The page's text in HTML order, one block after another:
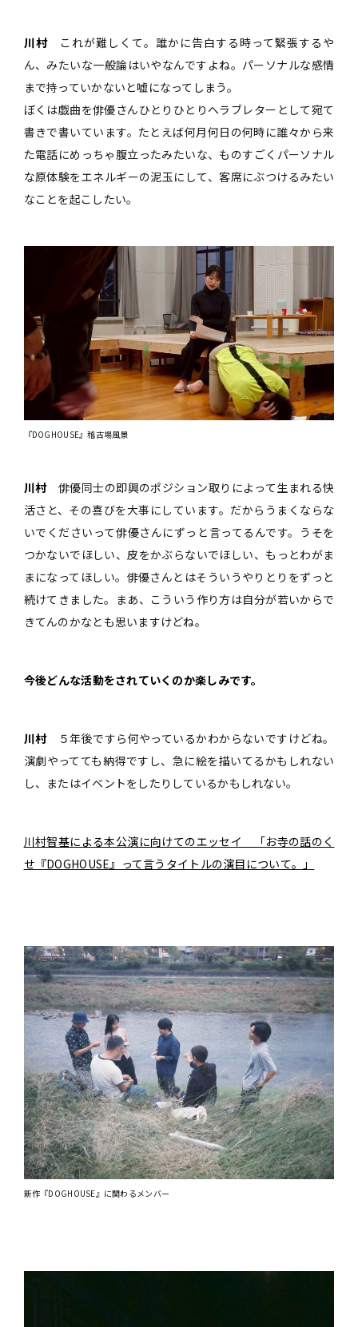
川村これが難しくて。誰かに告白する時って緊張するや
ん、みたいな一般論はいやなんですよね。パーソナルな感情
まで持っていかないと嘘になってしまう。
ぼくは戯曲を俳優さんひとりひとりへラブレターとして宛て
書きで書いています。たとえば何月何日の何時に誰々から来
た電話にめっちゃ腹立ったみたいな、ものすごくパーソナル
な原体験をエネルギーの泥玉にして、客席にぶつけるみたい
なことを起こしたい。
『DOGHOUSE』稽古場風景
川村俳優同士の即興のポジション取りによって生まれる快
活さと、その喜びを大事にしています。だからうまくならな
いでくださいって俳優さんにずっと言ってるんです。うそを
つかないでほしい、皮をかぶらないでほしい、もっとわがま
まになってほしい。俳優さんとはそういうやりとりをずっと
続けてきました。まあ、こういう作り方は自分が若いからで
きてんのかなとも思いますけどね。
――今後どんな活動をされていくのか楽しみです。
川村５年後ですら何やっているかわからないですけどね。
演劇やってても納得ですし、急に絵を描いてるかもしれない
し、またはイベントをしたりしているかもしれない。
川村智基による本公演に向けてのエッセイ 「お寺の話のく
せ『DOGHOUSE』って言うタイトルの演目について。」
新作『DOGHOUSE』に関わるメンバー